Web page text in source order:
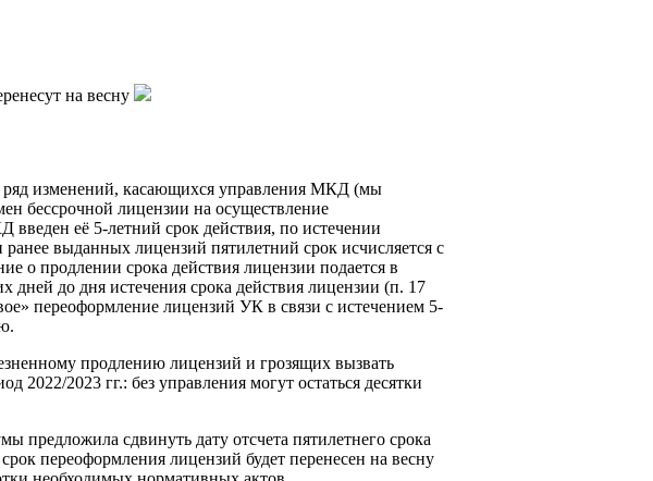
на весну
изменений, касающихся управления МКД (мы
бессрочной лицензии на осуществление
её 5-летний срок действия, по истечении
выданных лицензий пятилетний срок исчисляется с
о продлении срока действия лицензии подается в
до дня истечения срока действия лицензии (п. 17
переоформление лицензий УК в связи с истечением 5-
продлению лицензий и грозящих вызвать
2023 гг.: без управления могут остаться десятки
предложила сдвинуть дату отсчета пятилетнего срока
переоформления лицензий будет перенесен на весну